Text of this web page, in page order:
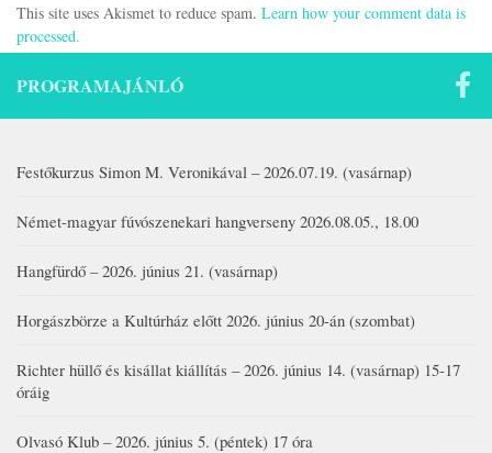
This site uses Akismet to reduce spam. Learn how your comment data is
processed.
PROGRAMAJÁNLÓ
Festőkurzus Simon M. Veronikával – 2026.07.19. (vasárnap)
Német-magyar fúvószenekari hangverseny 2026.08.05., 18.00
Hangfürdő – 2026. június 21. (vasárnap)
Horgászbörze a Kultúrház előtt 2026. június 20-án (szombat)
Richter hüllő és kisállat kiállítás – 2026. június 14. (vasárnap) 15-17
óráig
Olvasó Klub – 2026. június 5. (péntek) 17 óra